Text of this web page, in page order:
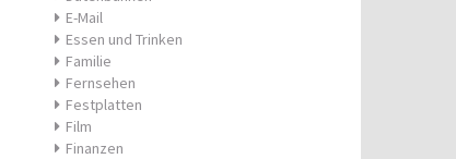
E-Mail
Essen und Trinken
Familie
Fernsehen
Festplatten
Film
Finanzen